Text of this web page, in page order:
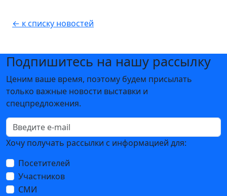
← к списку новостей
Подпишитесь на нашу рассылку
Ценим ваше время, поэтому будем присылать
только важные новости выставки и
спецпредложения.
Хочу получать рассылки с информацией для:
Посетителей
Участников
СМИ